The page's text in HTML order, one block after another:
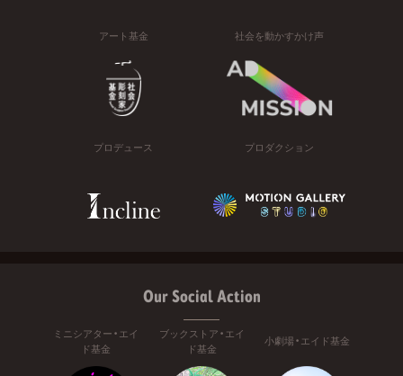
アート基金 社会を動かすかけ声
プロデュース プロダクション
Our Social Action
ミニシアター・エイ
ド基金
ブックストア・エイ
ド基金
小劇場・エイド基金